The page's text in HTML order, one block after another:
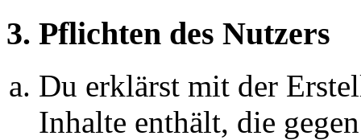
3. Pflichten des Nutzers
Du erklärst mit der
Inhalte enthält, die